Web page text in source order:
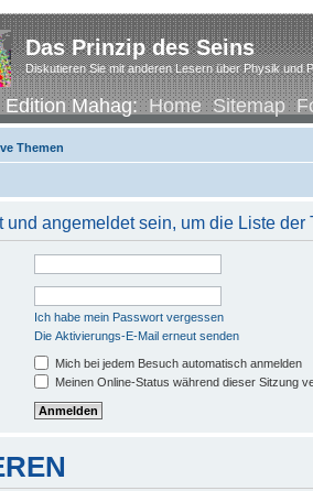
Das Prinzip des Seins
Diskutieren Sie mit anderen Lesern über Physik und
Edition Mahag:Home Sitemap
Themen
und angemeldet sein, um die Liste
Ich habe mein Passwort vergessen
Die Aktivierungs-E-Mail erneut senden
Mich bei jedem Besuch automatisch anmelden
Meinen Online-Status während dieser Sitzung